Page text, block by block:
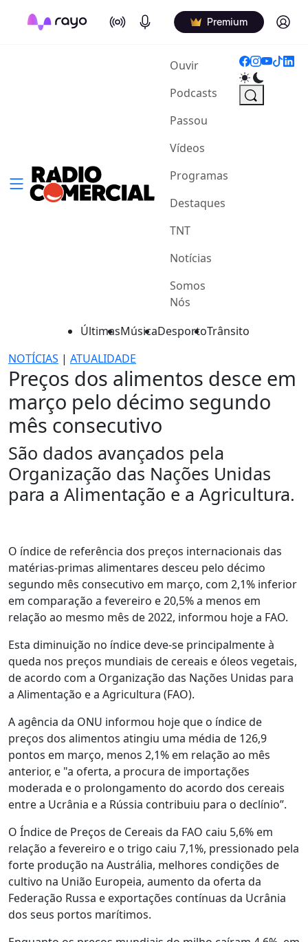
On Air Podcasts Premium Log in
Ouvir(current)
Podcasts
Passou
Vídeos
Programas
Destaques
TNT
Notícias
Somos
Nós
ÚltimasMúsicaDesportoTrânsito
NOTÍCIAS | ATUALIDADE
Preços dos alimentos desce em
março pelo décimo segundo
mês consecutivo
São dados avançados pela
Organização das Nações Unidas
para a Alimentação e a Agricultura.
O índice de referência dos preços internacionais das
matérias-primas alimentares desceu pelo décimo
segundo mês consecutivo em março, com 2,1% inferior
em comparação a fevereiro e 20,5% a menos em
relação ao mesmo mês de 2022, informou hoje a FAO.
Esta diminuição no índice deve-se principalmente à
queda nos preços mundiais de cereais e óleos vegetais,
de acordo com a Organização das Nações Unidas para
a Alimentação e a Agricultura (FAO).
A agência da ONU informou hoje que o índice de
preços dos alimentos atingiu uma média de 126,9
pontos em março, menos 2,1% em relação ao mês
anterior, e "a oferta, a procura de importações
moderada e o prolongamento do acordo dos cereais
entre a Ucrânia e a Rússia contribuiu para o declínio”.
O Índice de Preços de Cereais da FAO caiu 5,6% em
relação a fevereiro e o trigo caiu 7,1%, pressionado pela
forte produção na Austrália, melhores condições de
cultivo na União Europeia, aumento da oferta da
Federação Russa e exportações contínuas da Ucrânia
dos seus portos marítimos.